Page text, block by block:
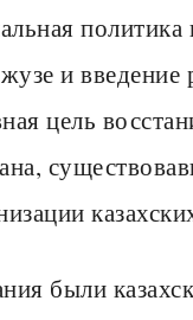
политика
и введение
цель
были